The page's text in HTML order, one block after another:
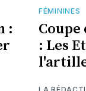
:
FÉMININES
: Les